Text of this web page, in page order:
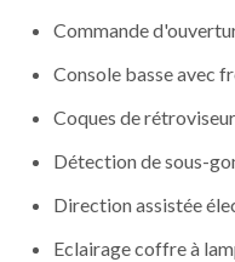
Commande
Console basse avec
Coques de
Détection de sous-
Direction assistée
Eclairage coffre à